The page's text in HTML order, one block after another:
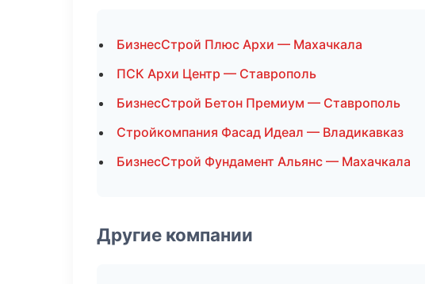
БизнесСтрой Плюс Архи — Махачкала
ПСК Архи Центр — Ставрополь
БизнесСтрой Бетон Премиум — Ставрополь
Стройкомпания Фасад Идеал — Владикавказ
БизнесСтрой Фундамент Альянс — Махачкала
Другие компании